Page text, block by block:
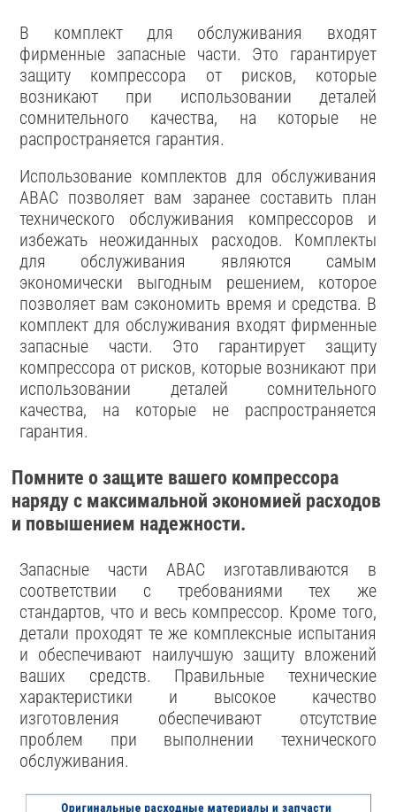
В комплект для обслуживания входят
фирменные запасные части. Это гарантирует
защиту компрессора от рисков, которые
возникают при использовании деталей
сомнительного качества, на которые не
распространяется гарантия.
Использование комплектов для обслуживания
ABAC позволяет вам заранее составить план
технического обслуживания компрессоров и
избежать неожиданных расходов. Комплекты
для обслуживания являются самым
экономически выгодным решением, которое
позволяет вам сэкономить время и средства. В
комплект для обслуживания входят фирменные
запасные части. Это гарантирует защиту
компрессора от рисков, которые возникают при
использовании деталей сомнительного
качества, на которые не распространяется
гарантия.
Помните о защите вашего компрессора
наряду с максимальной экономией расходов
и повышением надежности.
Запасные части ABAC изготавливаются в
соответствии с требованиями тех же
стандартов, что и весь компрессор. Кроме того,
детали проходят те же комплексные испытания
и обеспечивают наилучшую защиту вложений
ваших средств. Правильные технические
характеристики и высокое качество
изготовления обеспечивают отсутствие
проблем при выполнении технического
обслуживания.